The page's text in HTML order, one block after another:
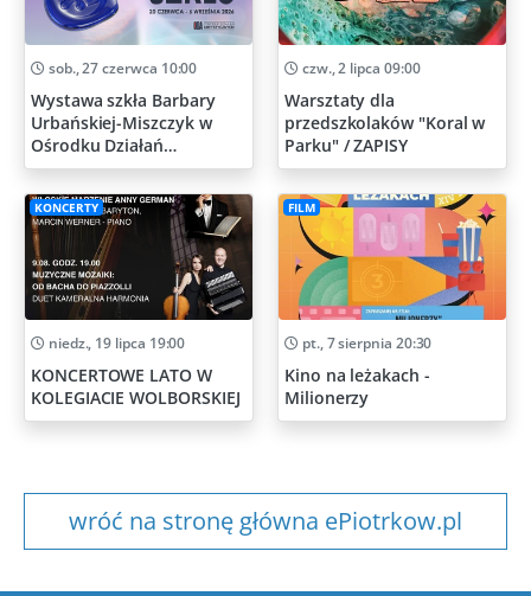
sob., 27 czerwca 10:00
Wystawa szkła Barbary
Urbańskiej-Miszczyk w
Ośrodku Działań
Artystycznych
czw., 2 lipca 09:00
Warsztaty dla
przedszkolaków "Koral w
Parku" / ZAPISY
KONCERTY
niedz., 19 lipca 19:00
KONCERTOWE LATO W
KOLEGIACIE WOLBORSKIEJ
FILM
pt., 7 sierpnia 20:30
Kino na leżakach -
Milionerzy
wróć na stronę główna ePiotrkow.pl